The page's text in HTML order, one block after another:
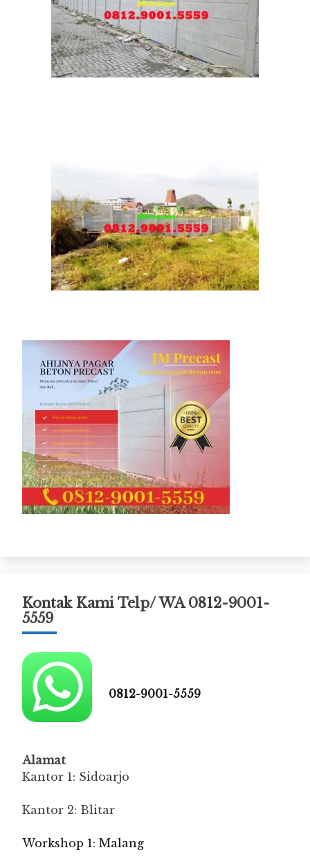
Kontak Kami Telp/ WA 0812-9001-
5559
0812-9001-5559
Alamat
Kantor 1: Sidoarjo
Kantor 2: Blitar
Workshop 1: Malang